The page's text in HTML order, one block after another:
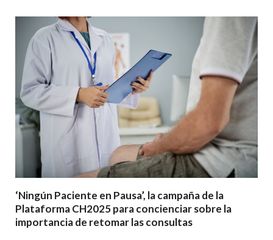
‘Ningún Paciente en Pausa’, la campaña de la
Plataforma CH2025 para concienciar sobre la
importancia de retomar las consultas